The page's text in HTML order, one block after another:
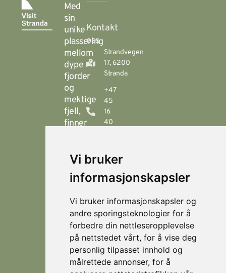
Vi bruker
informasjonskapsler
Vi bruker informasjonskapsler og
andre sporingsteknologier for å
forbedre din nettleseropplevelse
på nettstedet vårt, for å vise deg
personlig tilpasset innhold og
målrettede annonser, for å
Med
sin
unike
plassering
mellom
dype
fjorder
og
mektige
fjell,
finner
- en
helårsdestinasjon
som
på
flotte
fjellturer
om
sommeren,
og
Kontakt
oss
Strandvegen
17, 6200
Stranda
+47
45
16
40
Fjellsætra
Hornindal
Koie
Stranda
© 2026
Visit
Personvern
Levert av
Horn Media